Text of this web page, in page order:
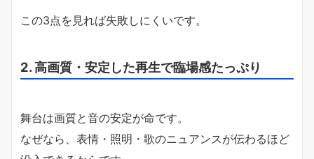
この3点を見れば失敗しにくいです。
2. 高画質・安定した再生で臨場感たっぷり
舞台は画質と音の安定が命です。
なぜなら、表情・照明・歌のニュアンスが伝わるほど